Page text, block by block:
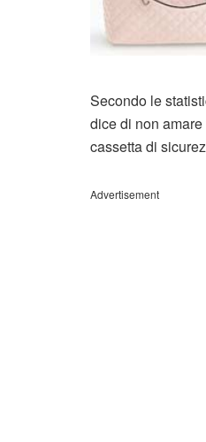
Secondo le
dice di non
cassetta di
Advertisement